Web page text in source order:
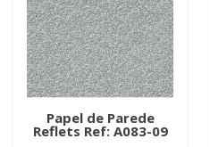
Papel de Parede
Reflets Ref: A083-09